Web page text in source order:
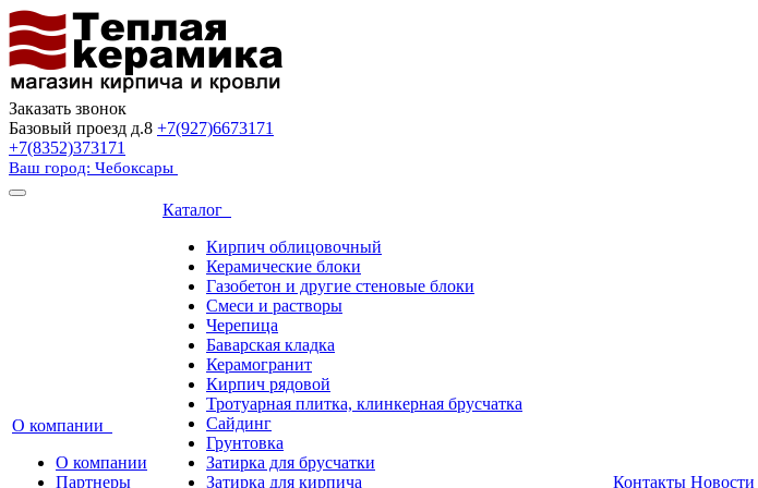
Заказать звонок
Базовый проезд д.8 +7(927)6673171
+7(8352)373171
Ваш город: Чебоксары
О компании
О компании
Партнеры
Каталог
Кирпич облицовочный
Керамические блоки
Газобетон и другие стеновые блоки
Смеси и растворы
Черепица
Баварская кладка
Керамогранит
Кирпич рядовой
Тротуарная плитка, клинкерная брусчатка
Сайдинг
Грунтовка
Затирка для брусчатки
Затирка для кирпича
Контакты Новости